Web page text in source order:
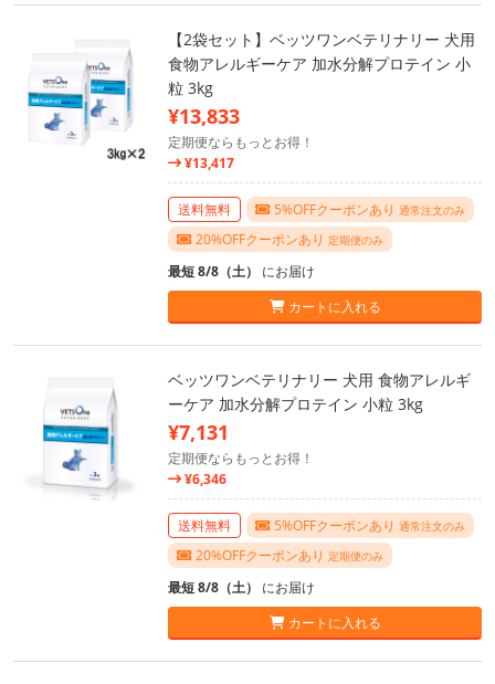
【2袋セット】ベッツワンベテリナリー 犬用
食物アレルギーケア 加水分解プロテイン 小
粒 3kg
¥13,833
定期便ならもっとお得！
¥13,417
送料無料 5%OFFクーポンあり 通常注文のみ
20%OFFクーポンあり 定期便のみ
最短 8/8（土） にお届け
カートに入れる
ベッツワンベテリナリー 犬用 食物アレルギ
ーケア 加水分解プロテイン 小粒 3kg
¥7,131
定期便ならもっとお得！
¥6,346
送料無料 5%OFFクーポンあり 通常注文のみ
20%OFFクーポンあり 定期便のみ
最短 8/8（土） にお届け
カートに入れる